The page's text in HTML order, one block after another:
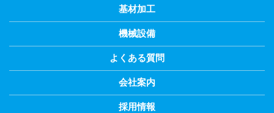
基材加工
機械設備
よくある質問
会社案内
採用情報